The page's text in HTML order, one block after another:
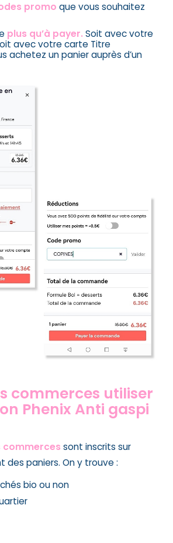
promo que vous souhaitez
plus qu’à payer. Soit avec votre
avec votre carte Titre
achetez un panier auprès d’un
commerces utiliser
Phenix Anti gaspi
commerces sont inscrits sur
des paniers. On y trouve :
bio ou non